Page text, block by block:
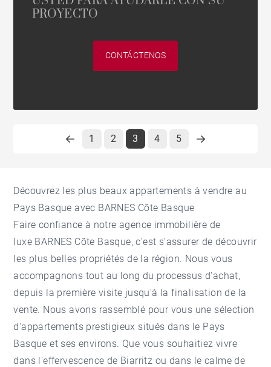
PROYECTO
CONTÁCTENOS
1 2 3 4 5
Découvrez les plus beaux appartements à vendre au
Pays Basque avec BARNES Côte Basque
Faire confiance à notreagence immobilière de
luxe BARNES Côte Basque, c'est s'assurer de découvrir
les plus belles propriétés de la région. Nous vous
accompagnons tout au long du processus d'achat,
depuis la première visite jusqu'à la finalisation de la
vente. Nous avons rassemblé pour vous une sélection
d'appartements prestigieux situés dans le Pays
Basque et ses environs. Que vous souhaitiez vivre
dans l'effervescence de Biarritz ou dans le calme de